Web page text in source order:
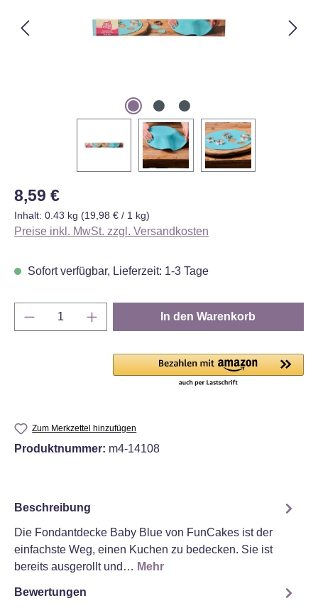
Regulärer Preis:
8,59 €
Inhalt: 0.43 kg (19,98 € / 1 kg)
Preise inkl. MwSt. zzgl. Versandkosten
Sofort verfügbar, Lieferzeit: 1-3 Tage
Produkt Anzahl: Gib den gewünschten
In den Warenkorb
Zum Merkzettel hinzufügen
Produktnummer: m4-14108
Beschreibung
Die Fondantdecke Baby Blue von FunCakes ist der
einfachste Weg, einen Kuchen zu bedecken. Sie ist
bereits ausgerollt und… Mehr
Bewertungen